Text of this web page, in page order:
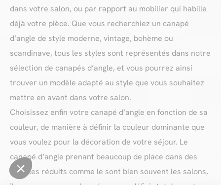
dans votre salon, ou par rapport au mobilier qui habille
déjà votre pièce. Que vous recherchiez un canapé
d’angle de style moderne, vintage, bohème ou
scandinave, tous les styles sont représentés dans notre
sélection de canapés d’angle, et vous pourrez ainsi
trouver un modèle adapté au style que vous souhaitez
mettre en avant dans votre salon.
Choisissez enfin votre canapé d’angle en fonction de sa
couleur, de manière à définir la couleur dominante que
vous voulez pour la décoration de votre séjour. Le
canapé d’angle prenant beaucoup de place dans des
espaces réduits comme le sont bien souvent les salons,